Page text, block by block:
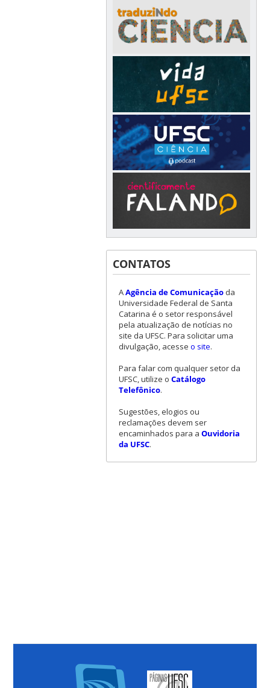
CONTATOS
AAgência de Comunicaçãoda
Universidade Federal de Santa
Catarina é o setor responsável
pela atualização de notícias no
site da UFSC. Para solicitar uma
divulgação, acesse o site.
Para falar com qualquer setor da
UFSC, utilize o Catálogo
Telefônico.
Sugestões, elogios ou
reclamações devem ser
encaminhados para a Ouvidoria
da UFSC.